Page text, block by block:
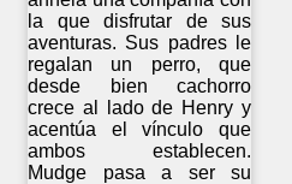
la que disfrutar de sus
aventuras. Sus padres le
regalan un perro, que
desde bien cachorro
crece al lado de Henry y
acentúa el vínculo que
ambos establecen.
Mudge pasa a ser su